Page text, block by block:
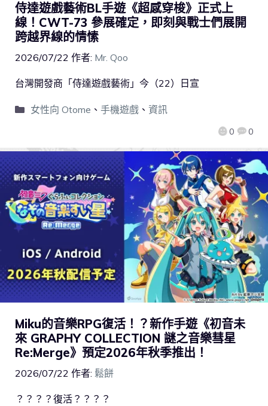
侍達遊戲藝術BL手遊《超感穿梭》正式上
線！CWT-73 參展確定，即刻與戰士們展開
跨越界線的情愫
2026/07/22 作者: Mr. Qoo
0 0
台灣開發商「侍達遊戲藝術」今（22）日宣
女性向 Otome 、 手機遊戲、 資訊
Miku的音樂RPG復活！？新作手遊《初音未
來 GRAPHY COLLECTION 謎之音樂彗星
Re:Merge》預定2026年秋季推出！
2026/07/22 作者: 鬆餅
？？？？復活？？？？